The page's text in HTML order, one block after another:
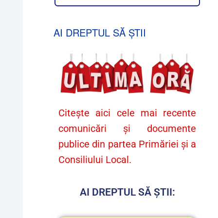
AI DREPTUL SĂ ȘTII
Citește aici cele mai recente
comunicări și documente
publice din partea Primăriei și a
Consiliului Local.
AI DREPTUL SĂ ȘTII: